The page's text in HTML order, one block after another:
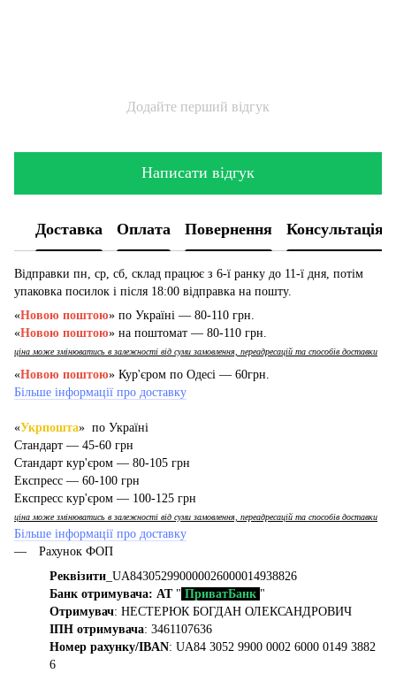
Додайте перший відгук
Написати відгук
Доставка Оплата Повернення Консультація
Відправки пн, ср, сб, склад працює з 6-ї ранку до 11-ї дня, потім
упаковка посилок і після 18:00 відправка на пошту.
«Новою поштою» по Україні — 80-110 грн.
«Новою поштою» на поштомат — 80-110 грн.
ціна може змінюватись в залежності від суми замовлення, переадресацій та способів доставки
«Новою поштою» Кур'єром по Одесі — 60грн.
Більше інформації про доставку
«Укрпошта» по Україні
Стандарт — 45-60 грн
Стандарт кур'єром — 80-105 грн
Експресс — 60-100 грн
Експресс кур'єром — 100-125 грн
ціна може змінюватись в залежності від суми замовлення, переадресацій та способів доставки
Більше інформації про доставку
Рахунок ФОП
Реквізити _UA843052990000026000014938826
Банк отримувача: АТ" ПриватБанк "
Отримувач: НЕСТЕРЮК БОГДАН ОЛЕКСАНДРОВИЧ
ІПН отримувача: 3461107636
Номер рахунку/IBAN: UA84 3052 9900 0002 6000 0149 3882
6